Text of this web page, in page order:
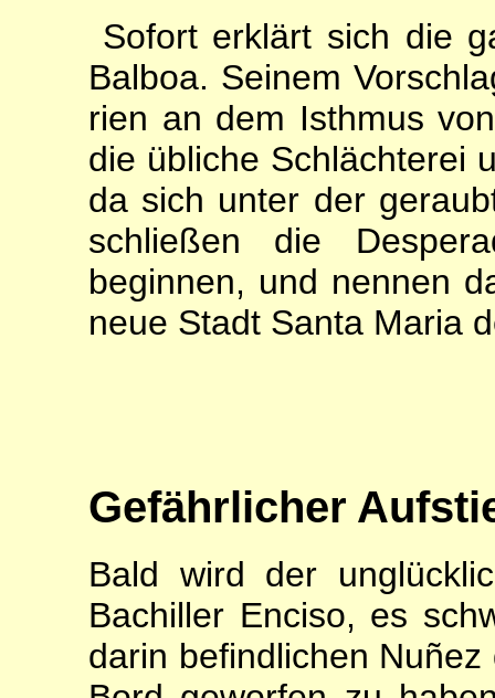
Sofort erklärt sich die
Balboa. Seinem
rien an dem Isthmus
die übliche Schlächterei
da sich unter der
schließen die
beginnen, und nennen
neue Stadt Santa Maria
Gefährlicher
Bald wird der
Bachiller Enciso, es
darin befindlichen